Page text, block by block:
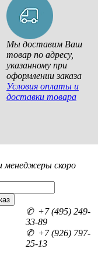
Мы доставим Ваш
товар по адресу,
указанному при
оформлении заказа
Условия оплаты и
доставки товара
менеджеры скоро
✆ +7 (495) 249-
33-89
✆ +7 (926) 797-
25-13